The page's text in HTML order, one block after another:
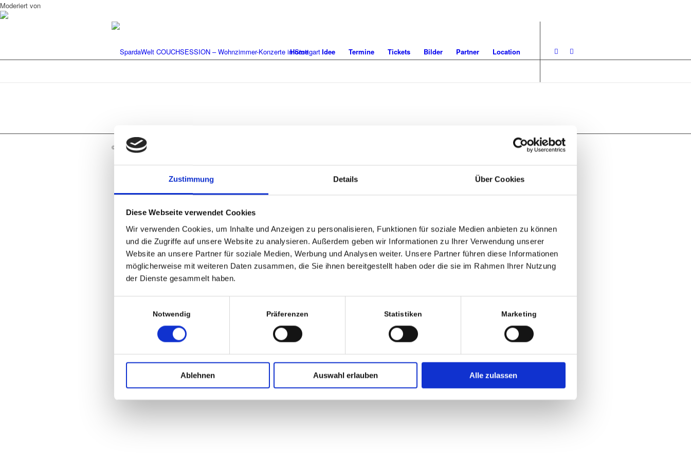
Zustimmung Details Über Cookies
Diese Webseite verwendet Cookies
Wir verwenden Cookies, um Inhalte und Anzeigen zu personalisieren, Funktionen für soziale Medien anbieten zu können
und die Zugriffe auf unsere Website zu analysieren. Außerdem geben wir Informationen zu Ihrer Verwendung unserer
Website an unsere Partner für soziale Medien, Werbung und Analysen weiter. Unsere Partner führen diese Informationen
möglicherweise mit weiteren Daten zusammen, die Sie ihnen bereitgestellt haben oder die sie im Rahmen Ihrer Nutzung
der Dienste gesammelt haben.
Notwendig Präferenzen Statistiken Marketing
Ablehnen Auswahl erlauben Alle zulassen
Moderiert von
Home Idee Termine Tickets Bilder Partner Location
© Copyright - SpardaWelt COUCHSESSION - Wohnzimmer-Konzerte in der SpardaWelt -